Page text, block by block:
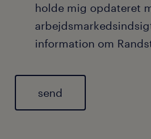
holde mig opdateret
information om